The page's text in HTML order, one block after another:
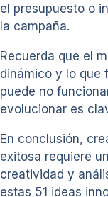
el presupuesto o
la campaña.
Recuerda que el
dinámico y lo que
puede no
evolucionar es
En conclusión,
exitosa requiere
creatividad y
estas 51 ideas